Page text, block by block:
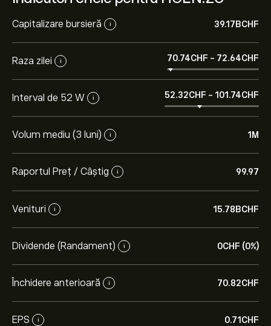
Capitalizare bursieră i 39.17B‎CHF‎
Raza zilei i 70.74‎CHF‎ - 72.64‎CHF‎
Interval de 52 W i 52.32‎CHF‎ - 101.74‎CHF‎
Volum mediu (3 luni) i 1M
Raportul Preț / Câștig i 99.97
Venituri i 15.78B‎CHF‎
Dividende (Randament) i 0‎CHF‎ (0%)
Închidere anterioară i 70.82‎CHF‎
EPS i 0.71‎CHF‎